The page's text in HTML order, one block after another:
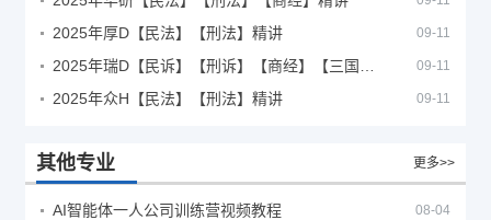
2025年厚D【民法】【刑法】精讲 09-11
09-11
2025年众H【民法】【刑法】精讲 09-11
其他专业 更多>>
AI智能体一人公司训练营视频教程 08-04